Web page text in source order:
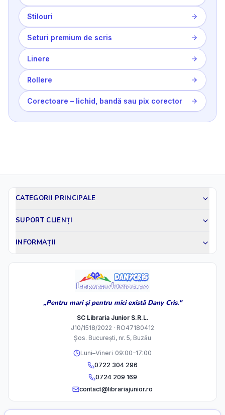
Stilouri
Seturi premium de scris
Linere
Rollere
Corectoare – lichid, bandă sau pix corector
CATEGORII PRINCIPALE
SUPORT CLIENȚI
INFORMAȚII
„Pentru mari și pentru mici există Dany Cris."
SC Libraria Junior S.R.L.
J10/1518/2022 · RO47180412
Șos. București, nr. 5, Buzău
Luni–Vineri 09:00–17:00
0722 304 296
0724 209 169
contact@librariajunior.ro